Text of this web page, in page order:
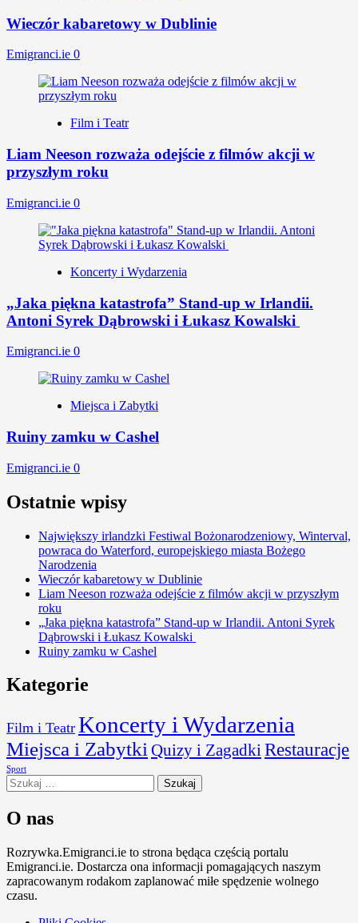
Wieczór kabaretowy w Dublinie
Emigranci.ie 0
Film i Teatr
Liam Neeson rozważa odejście z filmów akcji w
przyszłym roku
Emigranci.ie 0
Koncerty i Wydarzenia
„Jaka piękna katastrofa” Stand-up w Irlandii.
Antoni Syrek Dąbrowski i Łukasz Kowalski
Emigranci.ie 0
Miejsca i Zabytki
Ruiny zamku w Cashel
Emigranci.ie 0
Ostatnie wpisy
Największy irlandzki Festiwal Bożonarodzeniowy, Winterval,
powraca do Waterford, europejskiego miasta Bożego
Narodzenia
Wieczór kabaretowy w Dublinie
Liam Neeson rozważa odejście z filmów akcji w przyszłym
roku
„Jaka piękna katastrofa” Stand-up w Irlandii. Antoni Syrek
Dąbrowski i Łukasz Kowalski
Ruiny zamku w Cashel
Kategorie
Film i Teatr Koncerty i Wydarzenia
Miejsca i Zabytki Quizy i Zagadki Restauracje
Sport
Szukaj:
O nas
Rozrywka.Emigranci.ie to strona będąca częścią portalu
Emigranci.ie. Dostarcza ona informacji pomagających naszym
zapracowanym rodakom zaplanować miłe spędzenie wolnego
czasu.